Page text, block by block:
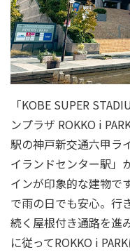
「KOBE SUPER
ンプラザ ROKKO i
駅の神戸新交通六甲ラ
イランドセンター駅」
インが印象的な建物で
で雨の日でも安心。行
続く屋根付き通路を進
に従ってROKKO i